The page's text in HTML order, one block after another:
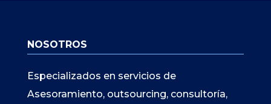
NOSOTROS
Especializados en servicios de
Asesoramiento, outsourcing, consultoría,